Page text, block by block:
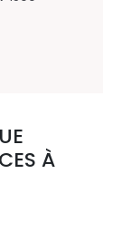
À